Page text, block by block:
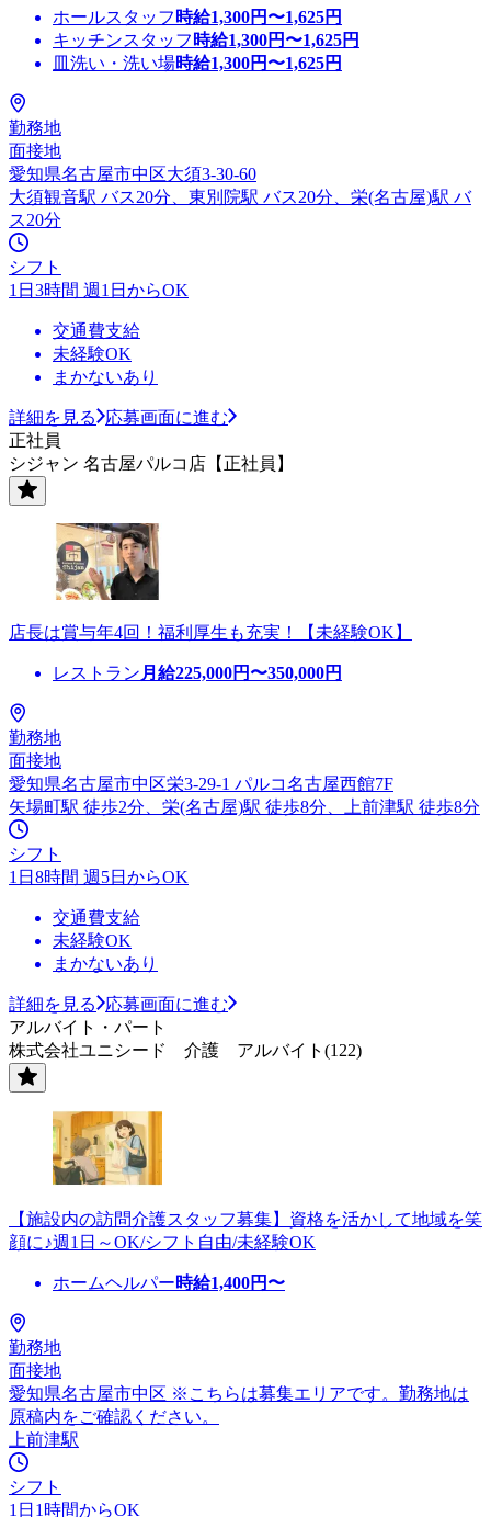
ホールスタッフ 時給1,300円〜1,625円
キッチンスタッフ 時給1,300円〜1,625円
皿洗い・洗い場時給1,300円〜1,625円
勤務地
面接地
愛知県名古屋市中区大須3-30-60
大須観音駅 バス20分、東別院駅 バス20分、栄(名古屋)駅 バ
ス20分
シフト
1日3時間 週1日からOK
交通費支給
未経験OK
まかないあり
詳細を見る
応募画面に進む
正社員
シジャン 名古屋パルコ店【正社員】
店長は賞与年4回！福利厚生も充実！【未経験OK】
レストラン 月給225,000円〜350,000円
勤務地
面接地
愛知県名古屋市中区栄3-29-1 パルコ名古屋西館7F
矢場町駅 徒歩2分、栄(名古屋)駅 徒歩8分、上前津駅 徒歩8分
シフト
1日8時間 週5日からOK
交通費支給
未経験OK
まかないあり
詳細を見る
応募画面に進む
アルバイト・パート
株式会社ユニシード 介護 アルバイト(122)
【施設内の訪問介護スタッフ募集】資格を活かして地域を笑
顔に♪週1日～OK/シフト自由/未経験OK
ホームヘルパー時給1,400円〜
勤務地
面接地
愛知県名古屋市中区 ※こちらは募集エリアです。勤務地は
原稿内をご確認ください。
上前津駅
シフト
1日1時間からOK